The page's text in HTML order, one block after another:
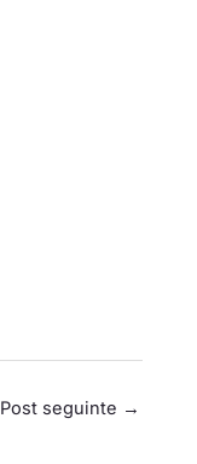
Post seguinte →